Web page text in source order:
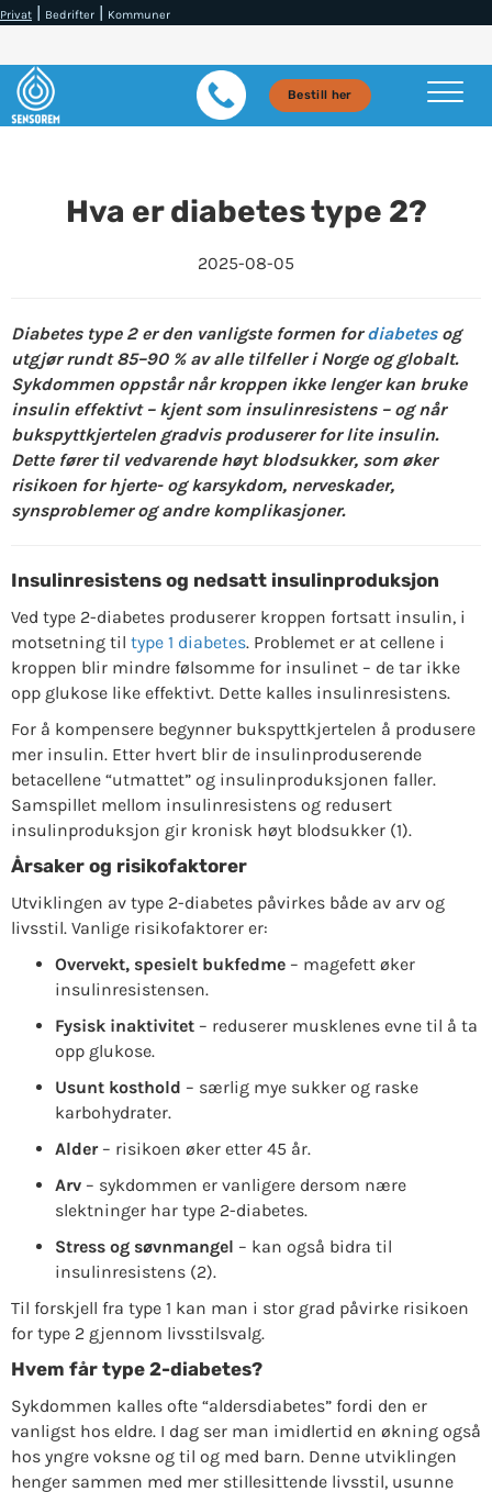
Privat | Bedrifter | Kommuner
Bestill her
Hva er diabetes type 2?
2025-08-05
Diabetes type 2 er den vanligste formen fordiabetesog
utgjør rundt 85–90 % av alle tilfeller i Norge og globalt.
Sykdommen oppstår når kroppen ikke lenger kan bruke
insulin effektivt – kjent som insulinresistens – og når
bukspyttkjertelen gradvis produserer for lite insulin.
Dette fører til vedvarende høyt blodsukker, som øker
risikoen for hjerte- og karsykdom, nerveskader,
synsproblemer og andre komplikasjoner.
Insulinresistens og nedsatt insulinproduksjon
Ved type 2-diabetes produserer kroppen fortsatt insulin, i
motsetning til type 1 diabetes. Problemet er at cellene i
kroppen blir mindre følsomme for insulinet – de tar ikke
opp glukose like effektivt. Dette kalles insulinresistens.
For å kompensere begynner bukspyttkjertelen å produsere
mer insulin. Etter hvert blir de insulinproduserende
betacellene “utmattet” og insulinproduksjonen faller.
Samspillet mellom insulinresistens og redusert
insulinproduksjon gir kronisk høyt blodsukker (1).
Årsaker og risikofaktorer
Utviklingen av type 2-diabetes påvirkes både av arv og
livsstil. Vanlige risikofaktorer er:
Overvekt, spesielt bukfedme– magefett øker
insulinresistensen.
Fysisk inaktivitet– reduserer musklenes evne til å ta
opp glukose.
Usunt kosthold – særlig mye sukker og raske
karbohydrater.
Alder– risikoen øker etter 45 år.
Arv– sykdommen er vanligere dersom nære
slektninger har type 2-diabetes.
Stress og søvnmangel – kan også bidra til
insulinresistens (2).
Til forskjell fra type 1 kan man i stor grad påvirke risikoen
for type 2 gjennom livsstilsvalg.
Hvem får type 2-diabetes?
Sykdommen kalles ofte “aldersdiabetes” fordi den er
vanligst hos eldre. I dag ser man imidlertid en økning også
hos yngre voksne og til og med barn. Denne utviklingen
henger sammen med mer stillesittende livsstil, usunne